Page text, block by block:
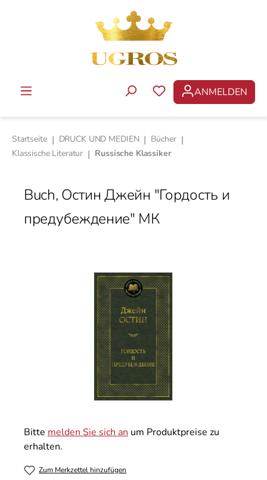
DU HAST 0
ANMELDEN
Startseite | DRUCK UND MEDIEN | Bücher |
Klassische Literatur | Russische Klassiker
Buch, Остин Джейн "Гордость и
предубеждение" МК
Bitte melden Sie sich an um Produktpreise zu
erhalten.
Zum Merkzettel hinzufügen